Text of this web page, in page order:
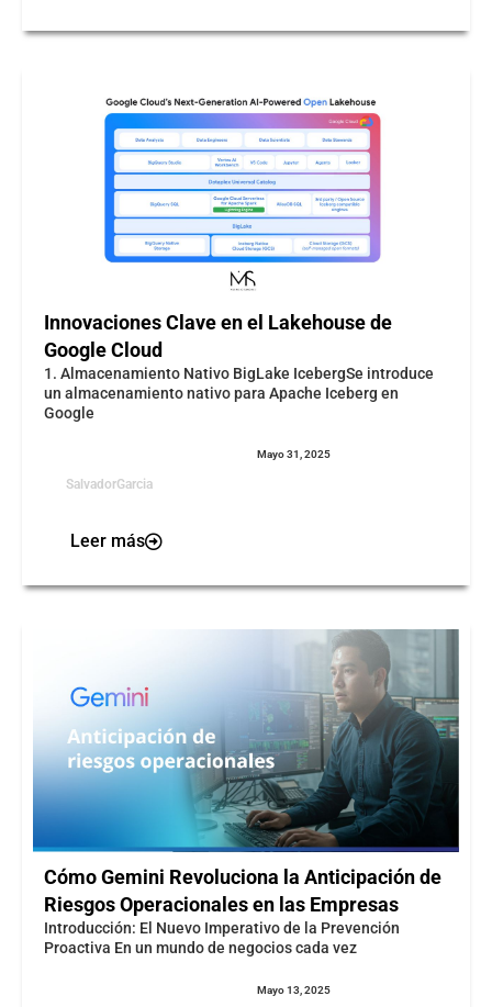
Innovaciones Clave en el Lakehouse de
Google Cloud
1. Almacenamiento Nativo BigLake IcebergSe introduce
un almacenamiento nativo para Apache Iceberg en
Google
SalvadorGarcia
Mayo 31, 2025
Leer más
Cómo Gemini Revoluciona la Anticipación de
Riesgos Operacionales en las Empresas
Introducción: El Nuevo Imperativo de la Prevención
Proactiva En un mundo de negocios cada vez
Mayo 13, 2025